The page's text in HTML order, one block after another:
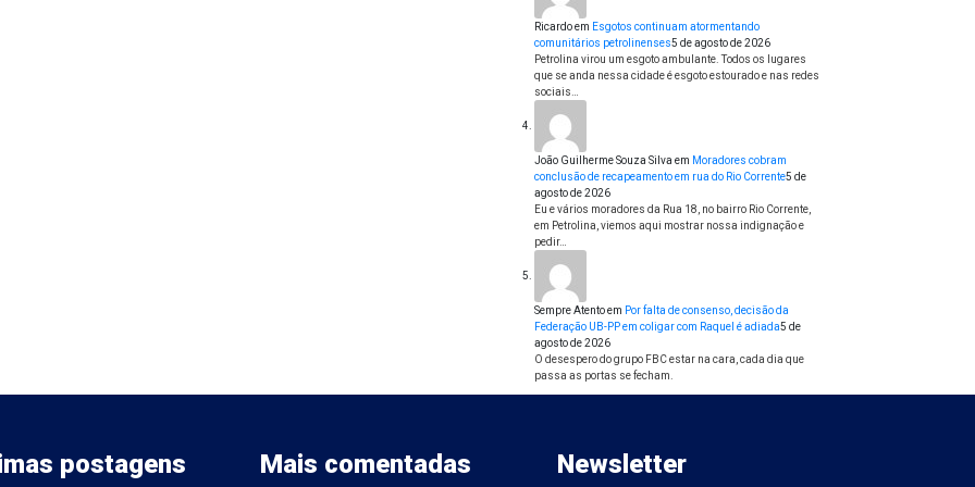
Ricardoem Esgotos continuam atormentando
comunitários petrolinenses5 de agosto de 2026
Petrolina virou um esgoto ambulante. Todos os lugares
que se anda nessa cidade é esgoto estourado e nas redes
sociais…
João Guilherme Souza Silva em Moradores cobram
conclusão de recapeamento em rua do Rio Corrente5 de
agosto de 2026
Eu e vários moradores da Rua 18, no bairro Rio Corrente,
em Petrolina, viemos aqui mostrar nossa indignação e
pedir…
Sempre Atentoem Por falta de consenso, decisão da
Federação UB-PP em coligar com Raquel é adiada5 de
agosto de 2026
O desespero do grupo FBC estar na cara, cada dia que
passa as portas se fecham.
postagens Mais comentadas Newsletter